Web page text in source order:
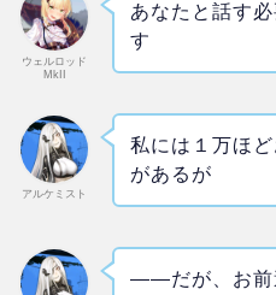
ウェルロッド
MkII
あなたと話す
す
アルケミスト
私には１万ほ
があるが
――だが、お前